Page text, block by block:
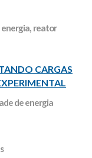
energia, reator
CARGAS
de energia